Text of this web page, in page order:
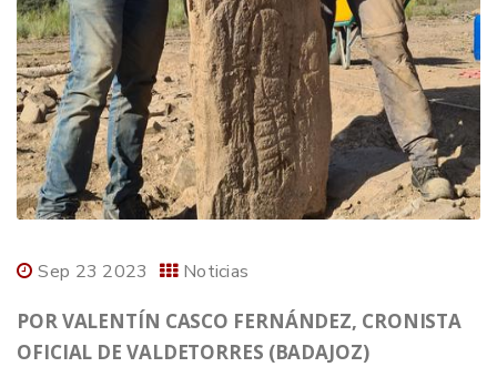
Sep 23 2023 Noticias
POR VALENTÍN CASCO FERNÁNDEZ, CRONISTA
OFICIAL DE VALDETORRES (BADAJOZ)